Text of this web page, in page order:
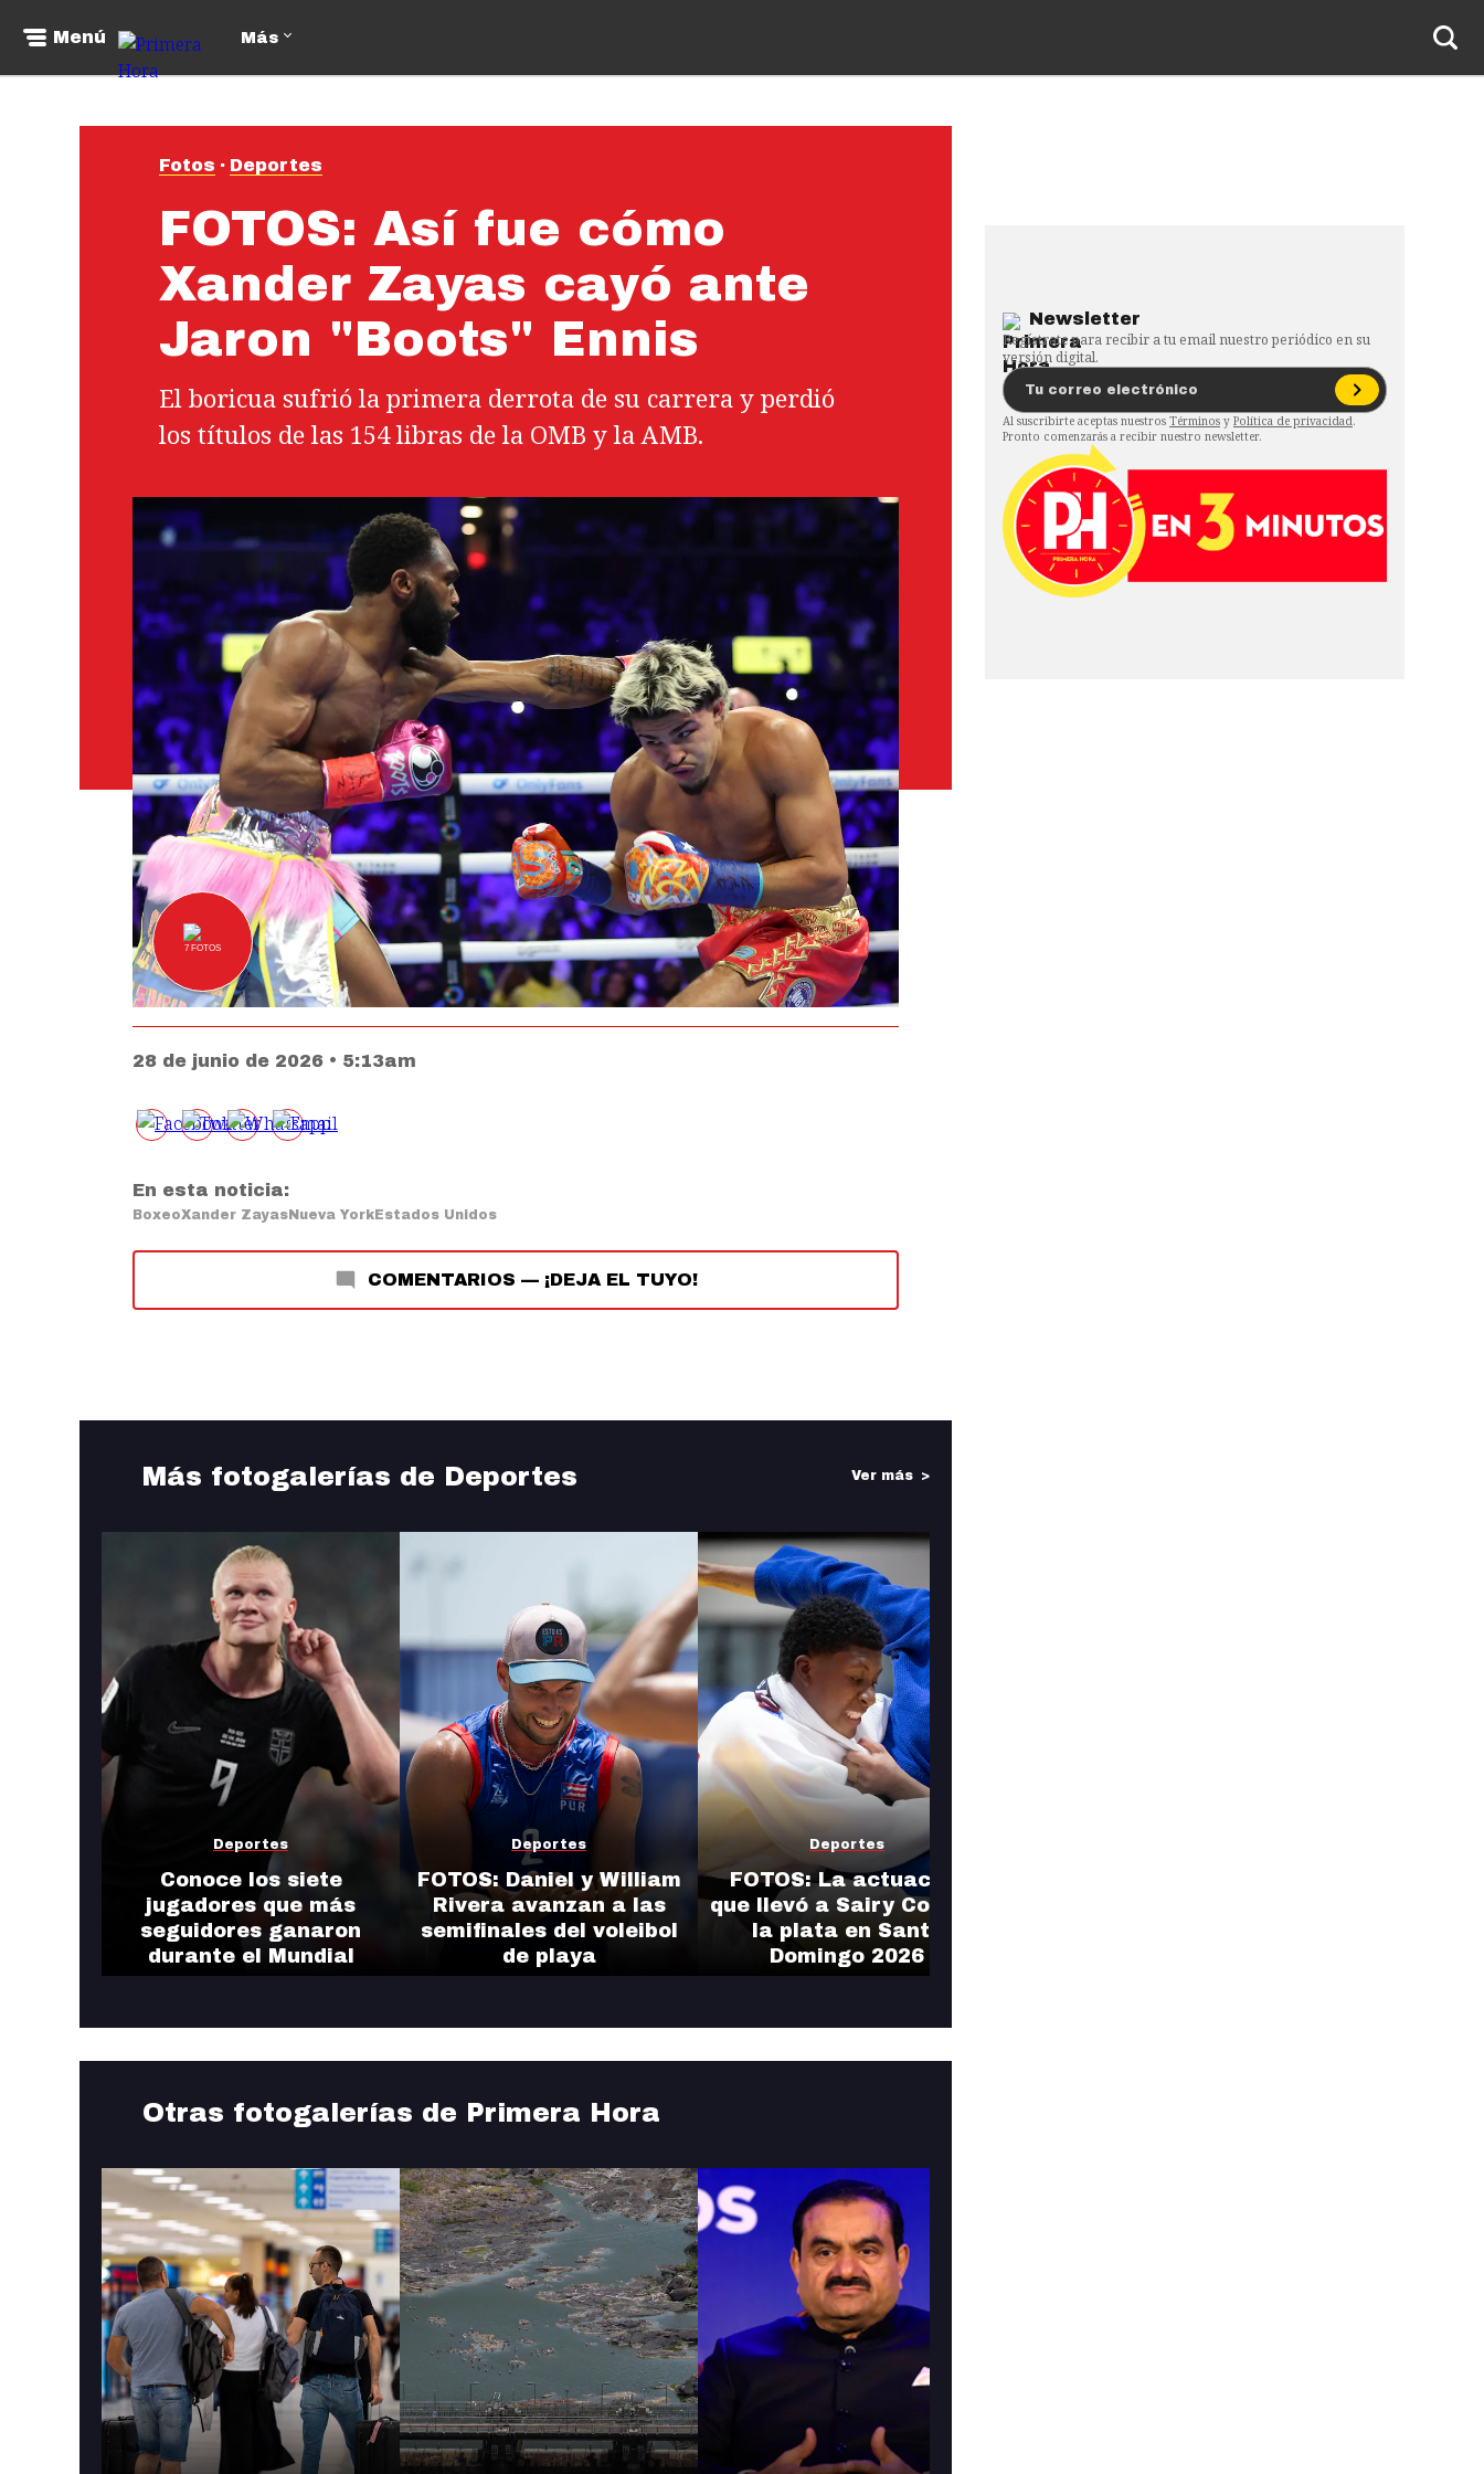
Menú Más
Fotos Deportes
FOTOS: Así fue cómo
Xander Zayas cayó ante
Jaron "Boots" Ennis
El boricua sufrió la primera derrota de su carrera y perdió
los títulos de las 154 libras de la OMB y la AMB.
7 FOTOS
28 de junio de 2026 • 5:13am
En esta noticia:
BoxeoXander Zayas Nueva York Estados Unidos
COMENTARIOS — ¡DEJA EL TUYO!
Más fotogalerías de Deportes Ver más
Deportes
Conoce los siete
jugadores que más
seguidores ganaron
durante el Mundial
Deportes
FOTOS: Daniel y William
Rivera avanzan a las
semifinales del voleibol
de playa
Deportes
FOTOS: La actuación
que llevó a Sairy Colón a
la plata en Santo
Domingo 2026
Otras fotogalerías de Primera Hora
Newsletter
Regístrate para recibir a tu email nuestro periódico en su
versión digital.
Al suscribirte aceptas nuestros Términos y Política de privacidad.
Pronto comenzarás a recibir nuestro newsletter.